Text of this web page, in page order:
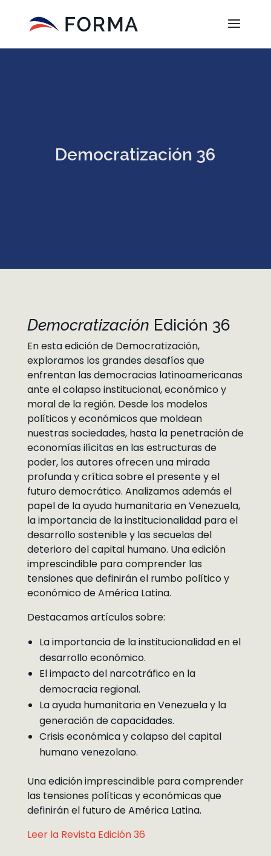
Democratización 36
Democratización Edición 36
En esta edición de Democratización,
exploramos los grandes desafíos que
enfrentan las democracias latinoamericanas
ante el colapso institucional, económico y
moral de la región. Desde los modelos
políticos y económicos que moldean
nuestras sociedades, hasta la penetración de
economías ilícitas en las estructuras de
poder, los autores ofrecen una mirada
profunda y crítica sobre el presente y el
futuro democrático. Analizamos además el
papel de la ayuda humanitaria en Venezuela,
la importancia de la institucionalidad para el
desarrollo sostenible y las secuelas del
deterioro del capital humano. Una edición
imprescindible para comprender las
tensiones que definirán el rumbo político y
económico de América Latina.
Destacamos artículos sobre:
La importancia de la institucionalidad en el
desarrollo económico.
El impacto del narcotráfico en la
democracia regional.
La ayuda humanitaria en Venezuela y la
generación de capacidades.
Crisis económica y colapso del capital
humano venezolano.
Una edición imprescindible para comprender
las tensiones políticas y económicas que
definirán el futuro de América Latina.
Leer la Revista Edición 36